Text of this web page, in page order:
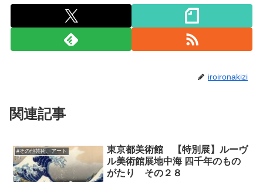
iroironakizi
関連記事
#その他芸術、アート
東京都美術館 【特別展】ルーヴ
ル美術館展地中海 四千年のもの
がたり その２８